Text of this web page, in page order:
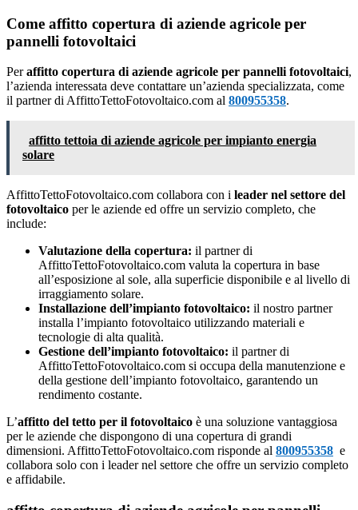
Come affitto copertura di aziende agricole per
pannelli fotovoltaici
Peraffitto copertura di aziende agricole per pannelli fotovoltaici,
l’azienda interessata deve contattare un’azienda specializzata, come
il partner di AffittoTettoFotovoltaico.com al 800955358.
affitto tettoia di aziende agricole per impianto energia
solare
AffittoTettoFotovoltaico.com collabora con i leader nel settore del
fotovoltaico per le aziende ed offre un servizio completo, che
include:
Valutazione della copertura: il partner di
AffittoTettoFotovoltaico.com valuta la copertura in base
all’esposizione al sole, alla superficie disponibile e al livello di
irraggiamento solare.
Installazione dell’impianto fotovoltaico: il nostro partner
installa l’impianto fotovoltaico utilizzando materiali e
tecnologie di alta qualità.
Gestione dell’impianto fotovoltaico: il partner di
AffittoTettoFotovoltaico.com si occupa della manutenzione e
della gestione dell’impianto fotovoltaico, garantendo un
rendimento costante.
L’affitto del tetto per il fotovoltaico è una soluzione vantaggiosa
per le aziende che dispongono di una copertura di grandi
dimensioni. AffittoTettoFotovoltaico.com risponde al 800955358 e
collabora solo con i leader nel settore che offre un servizio completo
e affidabile.